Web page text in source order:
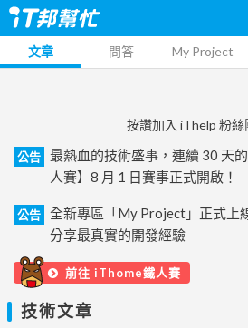
文章 問答 My Project
按讚加入 iThelp 粉絲
公告
最熱血的技術盛事，連續 30 天
人賽】8 月 1 日賽事正式開啟！
公告
全新專區「My Project」正式上
分享最真實的開發經驗
前往 iThome鐵人賽
技術文章